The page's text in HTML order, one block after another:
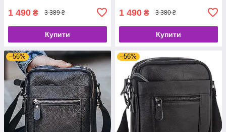
1 490 ₴ 3 389 ₴
Купити
1 490 ₴ 3 380 ₴
Купити
–56% –56%